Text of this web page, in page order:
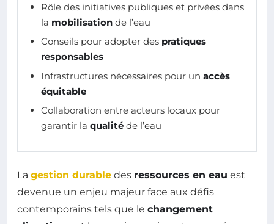
Rôle des initiatives publiques et privées dans
la mobilisation de l’eau
Conseils pour adopter des pratiques
responsables
Infrastructures nécessaires pour un accès
équitable
Collaboration entre acteurs locaux pour
garantir la qualité de l’eau
La gestion durable des ressources en eau est
devenue un enjeu majeur face aux défis
contemporains tels que le changement